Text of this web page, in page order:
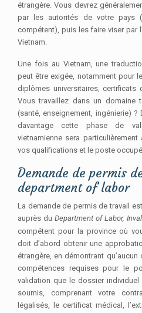
étrangère. Vous devrez
par les autorités de votre pays
compétent), puis les faire viser par
Vietnam.
Une fois au Vietnam, une
peut être exigée, notamment pour
diplômes universitaires,
Vous travaillez dans un domaine
(santé, enseignement, ingénierie)
davantage cette phase de
vietnamienne sera
vos qualifications et le poste
Demande de permis
department of labor
La demande de permis de travail
auprès duDepartment of Labor,
compétent pour la province où
doit d’abord obtenir une
étrangère, en démontrant
compétences requises pour le
validation que le dossier
soumis, comprenant votre
légalisés, le certificat médical,